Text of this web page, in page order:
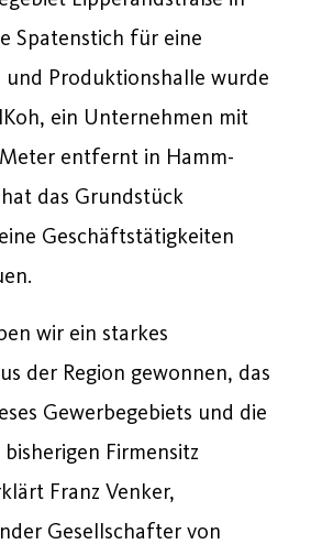
Spatenstich für eine
und Produktionshalle wurde
ein Unternehmen mit
entfernt in Hamm-
das Grundstück
Geschäftstätigkeiten
wir ein starkes
der Region gewonnen, das
Gewerbegebiets und die
Firmensitz
Franz Venker,
Gesellschafter von